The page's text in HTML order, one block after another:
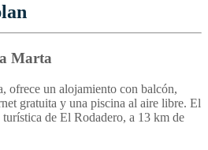
Marta
ofrece un alojamiento con balcón,
gratuita y una piscina al aire libre. El
de El Rodadero, a 13 km de